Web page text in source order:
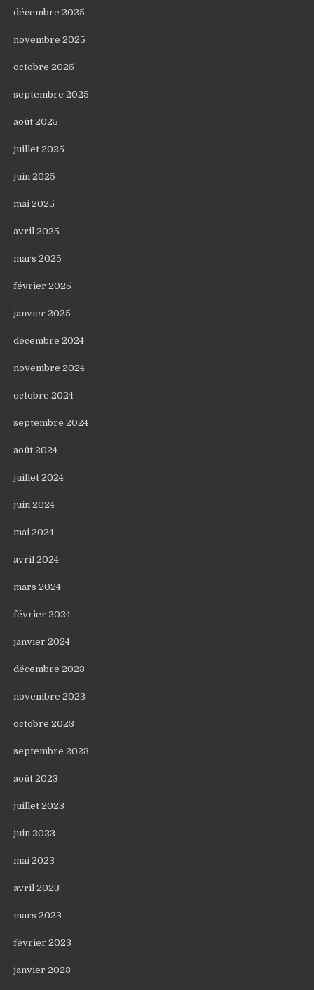
décembre 2025
novembre 2025
octobre 2025
septembre 2025
août 2025
juillet 2025
juin 2025
mai 2025
avril 2025
mars 2025
février 2025
janvier 2025
décembre 2024
novembre 2024
octobre 2024
septembre 2024
août 2024
juillet 2024
juin 2024
mai 2024
avril 2024
mars 2024
février 2024
janvier 2024
décembre 2023
novembre 2023
octobre 2023
septembre 2023
août 2023
juillet 2023
juin 2023
mai 2023
avril 2023
mars 2023
février 2023
janvier 2023